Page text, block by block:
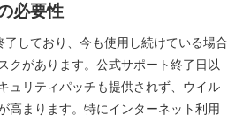
必要性
しており、今も使用し続けている場合
クがあります。公式サポート終了日以
ュリティパッチも提供されず、ウイル
高まります。特にインターネット利用